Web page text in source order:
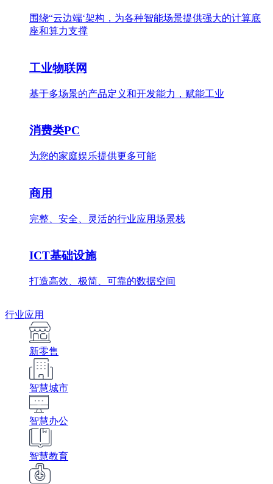
围绕“云边端‘架构，为各种智能场景提供强大的计算底
座和算力支撑
工业物联网
基于多场景的产品定义和开发能力，赋能工业
消费类PC
为您的家庭娱乐提供更多可能
商用
完整、安全、灵活的行业应用场景栈
ICT基础设施
打造高效、极简、可靠的数据空间
行业应用
新零售
智慧城市
智慧办公
智慧教育